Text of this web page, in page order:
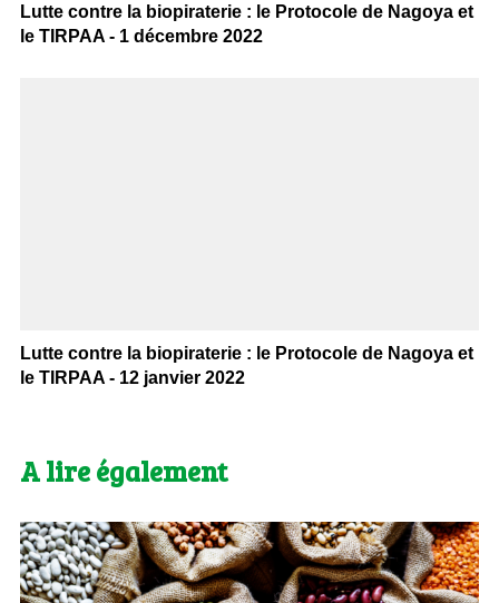
Lutte contre la biopiraterie : le Protocole de Nagoya et
le TIRPAA - 1 décembre 2022
Lutte contre la biopiraterie : le Protocole de Nagoya et
le TIRPAA - 12 janvier 2022
A lire également